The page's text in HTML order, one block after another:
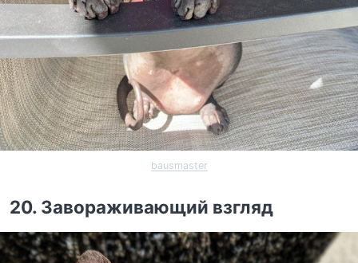
bausmaster
20. Завораживающий взгляд